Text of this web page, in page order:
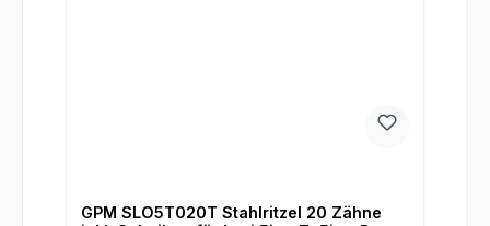
GPM SLO5T020T Stahlritzel 20 Zähne